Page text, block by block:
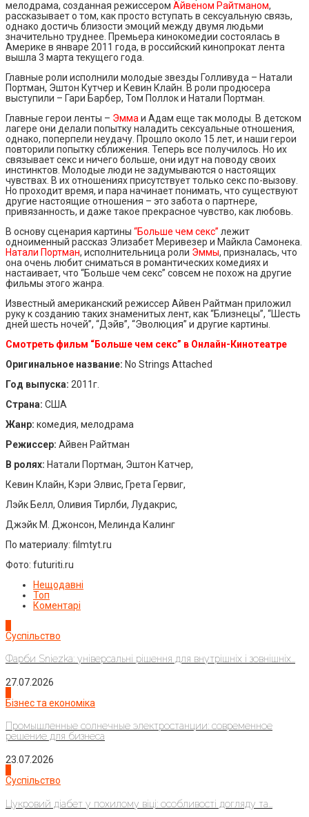
мелодрама, созданная режиссером Айвеном Райтманом,
рассказывает о том, как просто вступать в сексуальную связь,
однако достичь близости эмоций между двумя людьми
значительно труднее. Премьера кинокомедии состоялась в
Америке в январе 2011 года, в российский кинопрокат лента
вышла 3 марта текущего года.
Главные роли исполнили молодые звезды Голливуда – Натали
Портман, Эштон Кутчер и Кевин Клайн. В роли продюсера
выступили – Гари Барбер, Том Поллок и Натали Портман.
Главные герои ленты – Эмма и Адам еще так молоды. В детском
лагере они делали попытку наладить сексуальные отношения,
однако, поперпели неудачу. Прошло около 15 лет, и наши герои
повторили попытку сближения. Теперь все получилось. Но их
связывает секс и ничего больше, они идут на поводу своих
инстинктов. Молодые люди не задумываются о настоящих
чувствах. В их отношениях присутствует только секс по-вызову.
Но проходит время, и пара начинает понимать, что существуют
другие настоящие отношения – это забота о партнере,
привязанность, и даже такое прекрасное чувство, как любовь.
В основу сценария картины “Больше чем секс” лежит
одноименный рассказ Элизабет Меривезер и Майкла Самонека.
Натали Портман, исполнительница роли Эммы, призналась, что
она очень любит сниматься в романтических комедиях и
настаивает, что “Больше чем секс” совсем не похож на другие
фильмы этого жанра.
Известный американский режиссер Айвен Райтман приложил
руку к созданию таких знаменитых лент, как “Близнецы”, “Шесть
дней шесть ночей”, “Дэйв”, “Эволюция” и другие картины.
Смотреть фильм “Больше чем секс” в Онлайн-Кинотеатре
Оригинальное название: No Strings Attached
Год выпуска: 2011г.
Страна: США
Жанр: комедия, мелодрама
Режиссер: Айвен Райтман
В ролях: Натали Портман, Эштон Катчер,
Кевин Клайн, Кэри Элвис, Грета Гервиг,
Лэйк Белл, Оливия Тирлби, Лудакрис,
Джэйк М. Джонсон, Мелинда Калинг
По материалу: filmtyt.ru
Фото: futuriti.ru
Нещодавні
Топ
Коментарі
Суспільство
Фарби Sniezka: універсальні рішення для внутрішніх і зовнішніх...
27.07.2026
Бізнес та економіка
Промышленные солнечные электростанции: современное
решение для бизнеса
23.07.2026
Суспільство
Цукровий діабет у похилому віці: особливості догляду та...